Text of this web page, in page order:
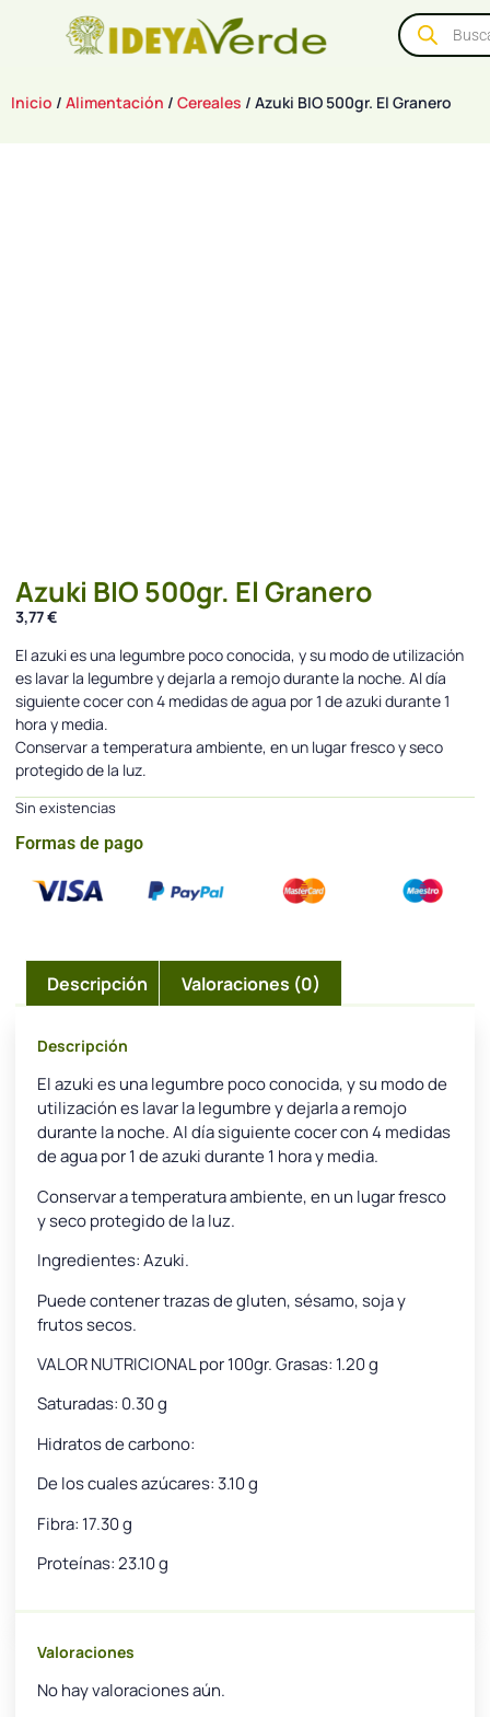
Inicio / Alimentación / Cereales / Azuki BIO 500gr. El Granero
Azuki BIO 500gr. El Granero
3,77€
El azuki es una legumbre poco conocida, y su modo de utilización
es lavar la legumbre y dejarla a remojo durante la noche. Al día
siguiente cocer con 4 medidas de agua por 1 de azuki durante 1
hora y media.
Conservar a temperatura ambiente, en un lugar fresco y seco
protegido de la luz.
Sin existencias
Formas de pago
Descripción Valoraciones (0)
Descripción
El azuki es una legumbre poco conocida, y su modo de
utilización es lavar la legumbre y dejarla a remojo
durante la noche. Al día siguiente cocer con 4 medidas
de agua por 1 de azuki durante 1 hora y media.
Conservar a temperatura ambiente, en un lugar fresco
y seco protegido de la luz.
Ingredientes: Azuki.
Puede contener trazas de gluten, sésamo, soja y
frutos secos.
VALOR NUTRICIONAL por 100gr. Grasas: 1.20 g
Saturadas: 0.30 g
Hidratos de carbono:
De los cuales azúcares: 3.10 g
Fibra: 17.30 g
Proteínas: 23.10 g
Valoraciones
No hay valoraciones aún.